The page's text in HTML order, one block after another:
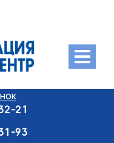
Menu
21
93